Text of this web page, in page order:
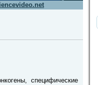
специфические